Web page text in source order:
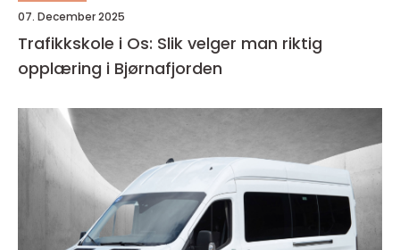
07. December 2025
Trafikkskole i Os: Slik velger man riktig
opplæring i Bjørnafjorden